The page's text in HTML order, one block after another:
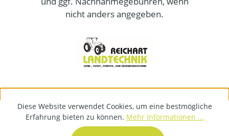
nicht anders angegeben.
Diese Website verwendet Cookies, um eine bestmögliche
Erfahrung bieten zu können. Mehr Informationen ...